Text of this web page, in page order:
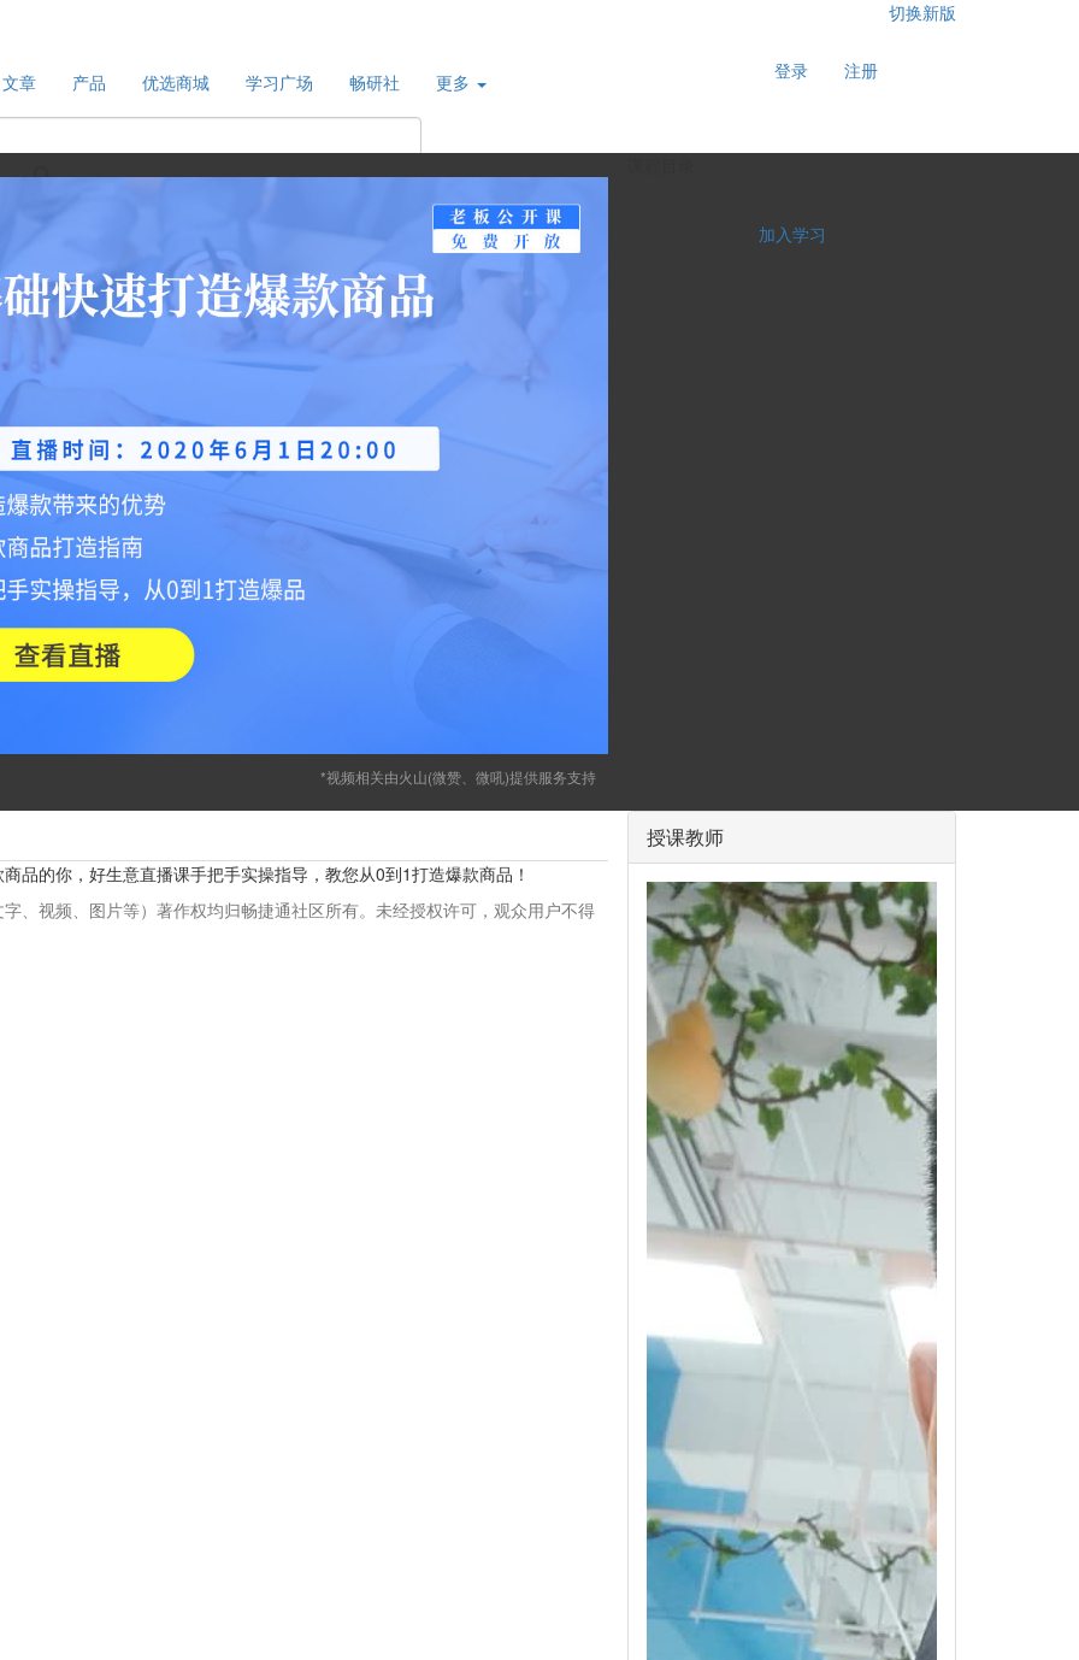
切换新版
文章 产品 优选商城 学习广场 畅研社 更多 登录 注册
*视频相关由火山(微赞、微吼)提供服务支持
加入学习
品的你，好生意直播课手把手实操指导，教您从0到1打造爆款商品！
、视频、图片等）著作权均归畅捷通社区所有。未经授权许可，观众用户不得
授课教师